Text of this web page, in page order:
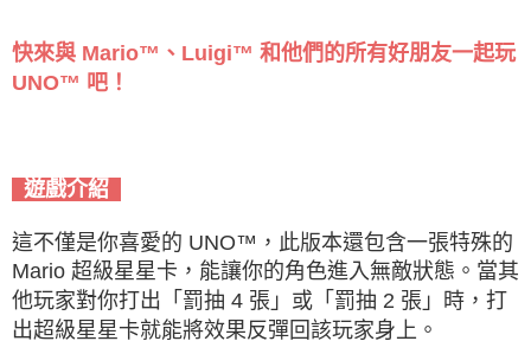
快來與 Mario™、Luigi™ 和他們的所有好朋友一起玩
UNO™ 吧！
遊戲介紹
這不僅是你喜愛的 UNO™，此版本還包含一張特殊的
Mario 超級星星卡，能讓你的角色進入無敵狀態。當其
他玩家對你打出「罰抽 4 張」或「罰抽 2 張」時，打
出超級星星卡就能將效果反彈回該玩家身上。